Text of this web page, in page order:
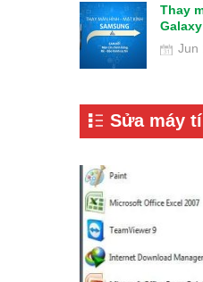
Thay
Galaxy
Jun
Sửa máy